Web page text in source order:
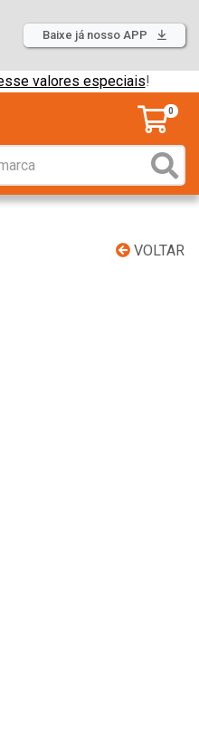
Baixe já nosso APP
valores especiais!
0
VOLTAR